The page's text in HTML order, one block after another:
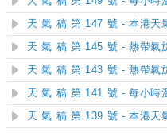
天 氣 稿 第 147 號 - 本港天
天 氣 稿 第 145 號 - 熱帶氣
天 氣 稿 第 143 號 - 熱帶氣
天 氣 稿 第 141 號 - 每小時
天 氣 稿 第 139 號 - 本港天